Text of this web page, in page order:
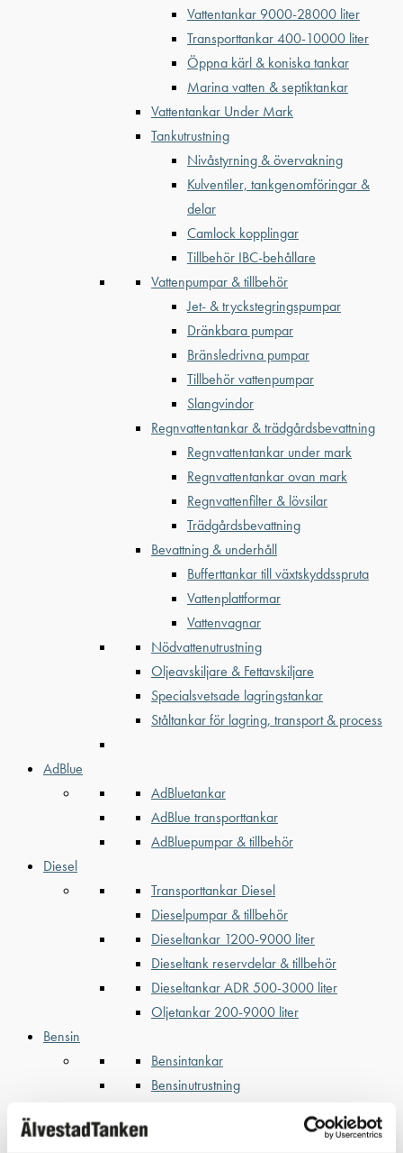
Vattentankar 9000-28000 liter
Transporttankar 400-10000 liter
Öppna kärl & koniska tankar
Marina vatten & septiktankar
Vattentankar Under Mark
Tankutrustning
Nivåstyrning & övervakning
Kulventiler, tankgenomföringar &
delar
Camlock kopplingar
Tillbehör IBC-behållare
Vattenpumpar & tillbehör
Jet- & tryckstegringspumpar
Dränkbara pumpar
Bränsledrivna pumpar
Tillbehör vattenpumpar
Slangvindor
Regnvattentankar & trädgårdsbevattning
Regnvattentankar under mark
Regnvattentankar ovan mark
Regnvattenfilter & lövsilar
Trädgårdsbevattning
Bevattning & underhåll
Bufferttankar till växtskyddsspruta
Vattenplattformar
Vattenvagnar
Nödvattenutrustning
Oljeavskiljare & Fettavskiljare
Specialsvetsade lagringstankar
Ståltankar för lagring, transport & process
AdBlue
AdBluetankar
AdBlue transporttankar
AdBluepumpar & tillbehör
Diesel
Transporttankar Diesel
Dieselpumpar & tillbehör
Dieseltankar 1200-9000 liter
Dieseltank reservdelar & tillbehör
Dieseltankar ADR 500-3000 liter
Oljetankar 200-9000 liter
Bensin
Bensintankar
Bensinutrustning
Kem